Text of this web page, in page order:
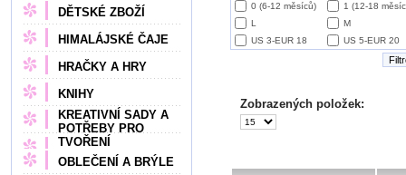
DĚTSKÉ ZBOŽÍ
HIMALÁJSKÉ ČAJE
HRAČKY A HRY
KNIHY
KREATIVNÍ SADY A
POTŘEBY PRO
TVOŘENÍ
OBLEČENÍ A BRÝLE
0 (6-12 měsíců)
1 (12-18
L
M
US 3-EUR 18
US 5-EUR 20
Zobrazených položek: